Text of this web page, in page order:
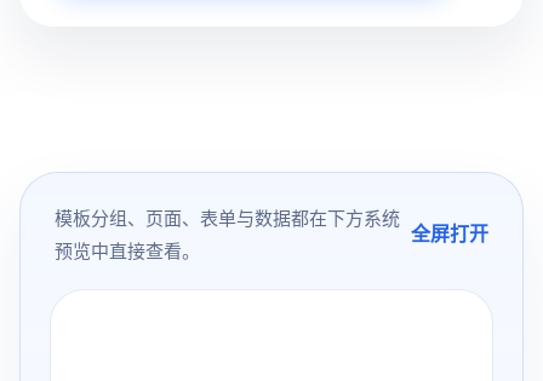
模板分组、页面、表单与数据都在下方系统
预览中直接查看。
全屏打开